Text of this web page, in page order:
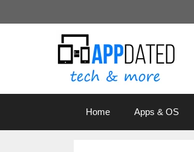
Inhalt
Home Apps & OS